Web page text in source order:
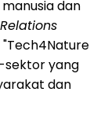
dan
"Tech4Nature
sektor yang
dan